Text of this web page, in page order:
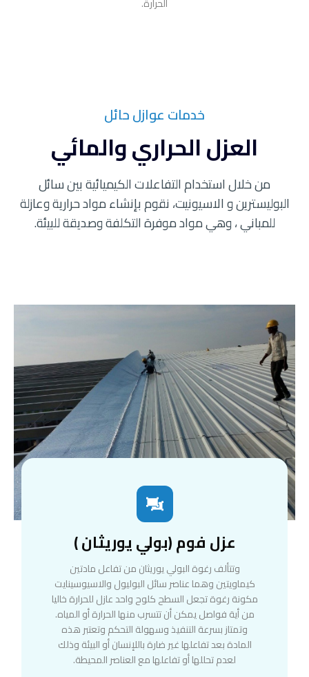
خدمات عوازل حائل
العزل الحراري والمائي
من خلال استخدام التفاعلات الكيميائية بين سائل
البوليسترين و الاسيونيت، نقوم بإنشاء مواد حرارية وعازلة
للمباني ، وهي مواد موفرة التكلفة وصديقة للبيئة.
عزل فوم (بولي يوريثان )
وتتألف رغوة البولي يوريثان من تفاعل مادتين
كيماويتين وهما عناصر سائل البوليول والاسيوسينايت
مكونة رغوة تجعل السطح كلوح واحد عازل للحرارة خاليا
من أية فواصل يمكن أن تتسرب منها الحرارة أو المياه.
وتمتاز بسرعة التنفيذ وسهولة التحكم وتعتبر هذه
المادة بعد تفاعلها غير ضارة باللإنسان أو البيئة وذلك
لعدم تحللها أو تفاعلها مع العناصر المحيطة.